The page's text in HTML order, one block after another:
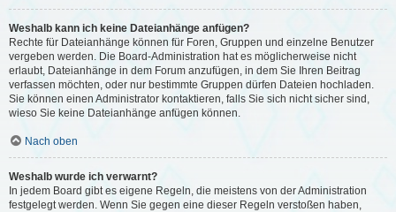
Weshalb kann ich keine Dateianhänge anfügen?
Rechte für Dateianhänge können für Foren, Gruppen und einzelne Benutzer
vergeben werden. Die Board-Administration hat es möglicherweise nicht
erlaubt, Dateianhänge in dem Forum anzufügen, in dem Sie Ihren Beitrag
verfassen möchten, oder nur bestimmte Gruppen dürfen Dateien hochladen.
Sie können einen Administrator kontaktieren, falls Sie sich nicht sicher sind,
wieso Sie keine Dateianhänge anfügen können.
Nach oben
Weshalb wurde ich verwarnt?
In jedem Board gibt es eigene Regeln, die meistens von der Administration
festgelegt werden. Wenn Sie gegen eine dieser Regeln verstoßen haben,